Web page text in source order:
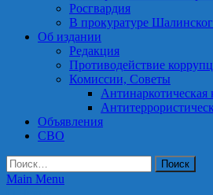
Росгвардия
В прокуратуре
Об издании
Редакция
Противодействие
Комиссии, Советы
Антинаркотическая
Объявления
СВО
Найти:
Main Menu